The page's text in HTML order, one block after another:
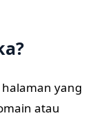
yang
atau